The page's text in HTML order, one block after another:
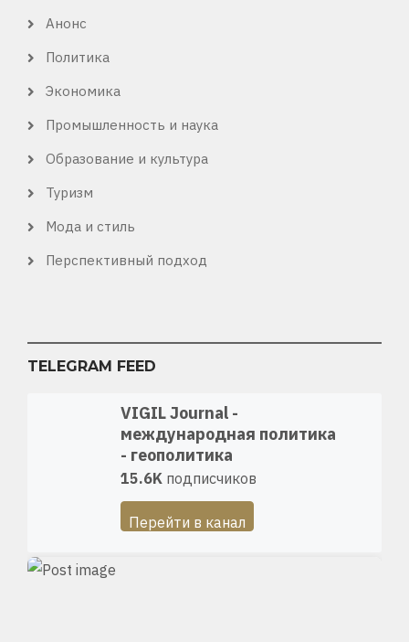
КАТЕГОРИЯ
ОБЗОРА
Анонс
Политика
Экономика
Промышленность и наука
Образование и культура
Туризм
Мода и стиль
Перспективный подход
TELEGRAM FEED
VIGIL Journal -
международная политика
- геополитика
15.6K подписчиков
Перейти в канал